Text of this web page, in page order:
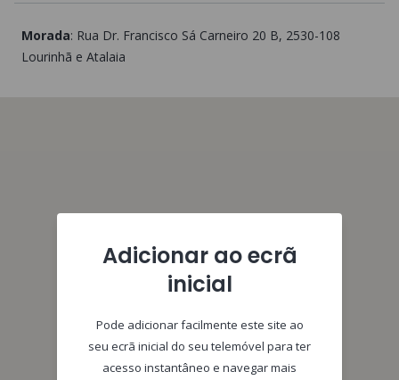
Morada: Rua Dr. Francisco Sá Carneiro 20 B, 2530-108
Lourinhã e Atalaia
Adicionar ao ecrã
inicial
Pode adicionar facilmente este site ao
seu ecrã inicial do seu telemóvel para ter
acesso instantâneo e navegar mais